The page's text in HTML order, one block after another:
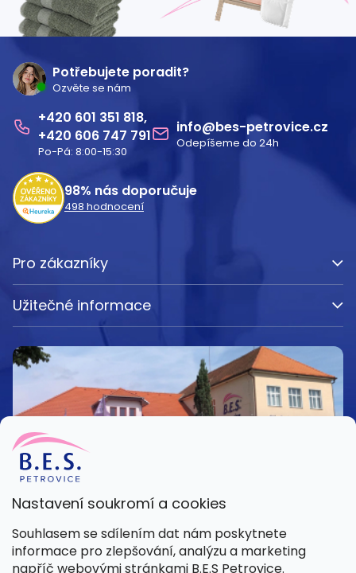
Nastavení soukromí a cookies
Souhlasem se sdílením dat nám poskytnete
informace pro zlepšování, analýzu a marketing
napříč webovými stránkami B.E.S Petrovice.
Potřebujete poradit?
Ozvěte se nám
601 351 818
606 747 791
Po-Pá: 8:00-15:30
info@bes-petrovice.cz
Odepíšeme do 24h
98% nás doporučuje
498 hodnocení
Pro zákazníky
Užitečné informace
Kamenná prodejna
Pondělí – Pátek 8:00 – 15:30
Petrovice 42, 262 55 Petrovice